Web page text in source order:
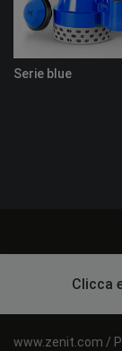
Serie blue
Clicca